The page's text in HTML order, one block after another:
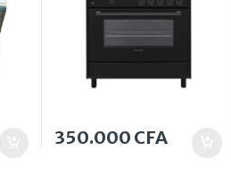
350.000 CFA